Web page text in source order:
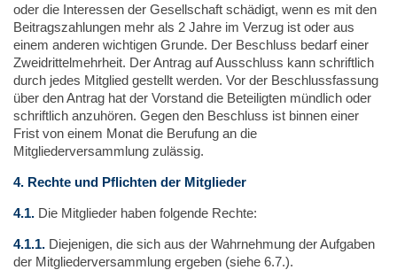
oder die Interessen der Gesellschaft schädigt, wenn es mit den
Beitragszahlungen mehr als 2 Jahre im Verzug ist oder aus
einem anderen wichtigen Grunde. Der Beschluss bedarf einer
Zweidrittelmehrheit. Der Antrag auf Ausschluss kann schriftlich
durch jedes Mitglied gestellt werden. Vor der Beschlussfassung
über den Antrag hat der Vorstand die Beteiligten mündlich oder
schriftlich anzuhören. Gegen den Beschluss ist binnen einer
Frist von einem Monat die Berufung an die
Mitgliederversammlung zulässig.
4. Rechte und Pflichten der Mitglieder
4.1. Die Mitglieder haben folgende Rechte:
4.1.1. Diejenigen, die sich aus der Wahrnehmung der Aufgaben
der Mitgliederversammlung ergeben (siehe 6.7.).